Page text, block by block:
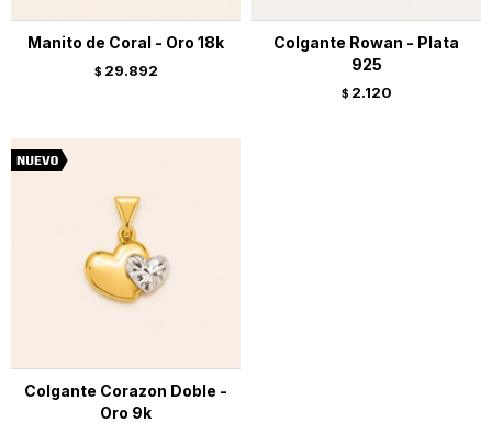
Manito de Coral - Oro 18k
$ 29.892
Colgante Rowan - Plata
925
$ 2.120
Colgante Corazon Doble -
Oro 9k